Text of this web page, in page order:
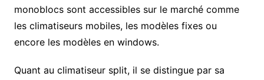
monoblocs sont accessibles sur le marché comme
les climatiseurs mobiles, les modèles fixes ou
encore les modèles en windows.
Quant au climatiseur split, il se distingue par sa